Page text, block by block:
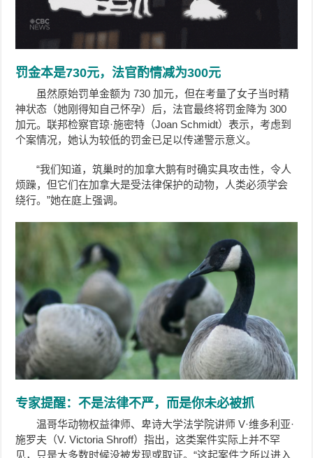
罚金本是730元，法官酌情减为300元
虽然原始罚单金额为 730 加元，但在考量了女子当时精
神状态（她刚得知自己怀孕）后，法官最终将罚金降为 300
加元。联邦检察官琼·施密特（Joan Schmidt）表示，考虑到
个案情况，她认为较低的罚金已足以传递警示意义。
“我们知道，筑巢时的加拿大鹅有时确实具攻击性，令人
烦躁，但它们在加拿大是受法律保护的动物，人类必须学会
绕行。”她在庭上强调。
专家提醒：不是法律不严，而是你未必被抓
温哥华动物权益律师、卑诗大学法学院讲师 V·维多利亚·
施罗夫（V. Victoria Shroff）指出，这类案件实际上并不罕
见，只是大多数时候没被发现或取证。“这起案件之所以进入